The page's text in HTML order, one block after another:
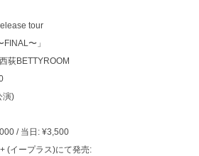
tour
FINAL〜」
荻BETTYROOM
演)
/ 当日: ¥3,500
(イープラス)にて発売: